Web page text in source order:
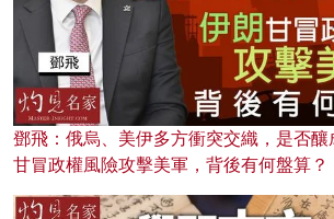
鄧飛：俄烏、美伊多方衝突交織，是否
甘冒政權風險攻擊美軍，背後有何盤算？